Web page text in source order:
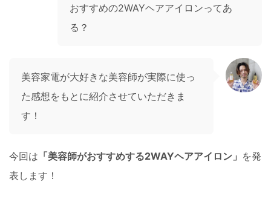
おすすめの2WAYヘアアイロンってあ
る？
美容家電が大好きな美容師が実際に使っ
た感想をもとに紹介させていただきま
す！
今回は 「美容師がおすすめする2WAYヘアアイロン」 を発
表します！